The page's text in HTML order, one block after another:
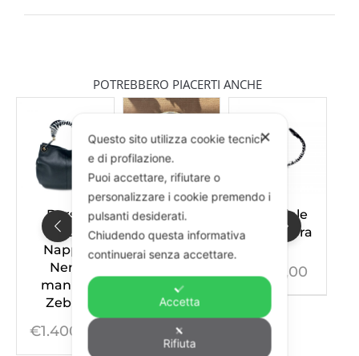
POTREBBERO PIACERTI ANCHE
Borsa
Baby
Nappa
Nera
manico
Zebra
€1.400,00
Collana
New York
Zebra
€550,00
Bracciale
Mini Zebra
€245,00
✕
Questo sito utilizza cookie tecnici
e di profilazione.
Puoi accettare, rifiutare o
personalizzare i cookie premendo i
pulsanti desiderati.
Chiudendo questa informativa
continuerai senza accettare.
Accetta
Rifiuta